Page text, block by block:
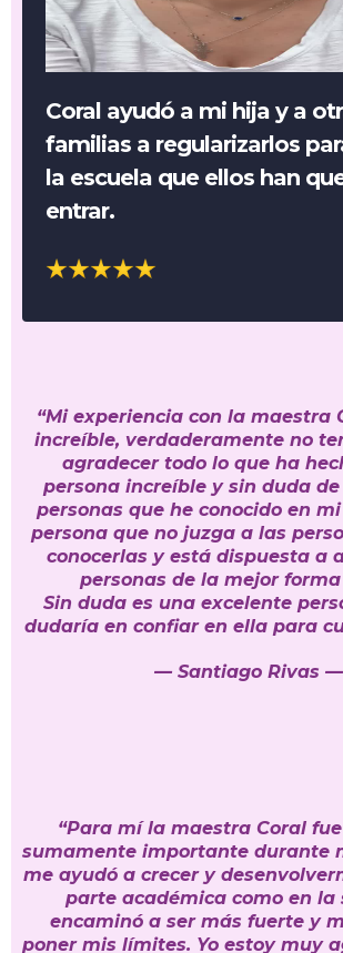
Coral ayudó a mi hija y a
familias a regularizarlos
la escuela que ellos han
entrar.
“Mi experiencia con la maestra
increíble, verdaderamente no
agradecer todo lo que ha
persona increíble y sin duda
personas que he conocido en
persona que no juzga a las
conocerlas y está dispuesta a
personas de la mejor
Sin duda es una excelente
dudaría en confiar en ella para
— Santiago Rivas —
“Para mí la maestra Coral
sumamente importante durante
me ayudó a crecer y
parte académica como en la
encaminó a ser más fuerte y
poner mis límites. Yo estoy muy